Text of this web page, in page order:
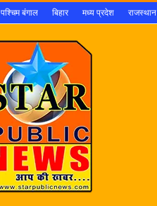
पश्चिम बंगाल बिहार मध्य प्रदेश राजस्थान